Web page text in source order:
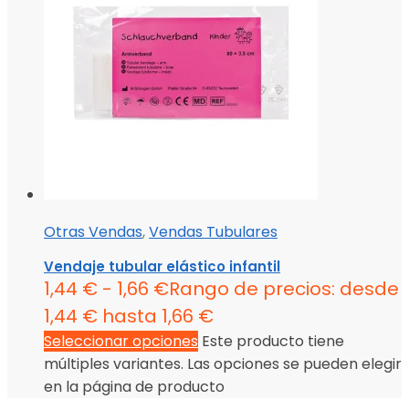
Otras Vendas,Vendas Tubulares
Vendaje tubular elástico infantil
1,44 € - 1,66 €Rango de precios: desde
1,44 € hasta 1,66 €
Seleccionar opciones Este producto tiene
múltiples variantes. Las opciones se pueden elegir
en la página de producto